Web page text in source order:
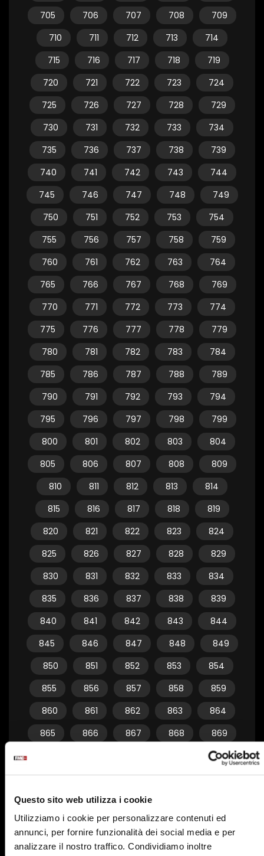
Questo sito web utilizza i cookie
Utilizziamo i cookie per personalizzare contenuti ed
annunci, per fornire funzionalità dei social media e per
analizzare il nostro traffico. Condividiamo inoltre
705
706 707 708
709
710
711 712 713
714
715
716 717 718
719
720
721 722 723
724
725
726 727 728
729
730
731 732 733
734
735
736 737 738
739
740
741 742 743
744
745
746 747 748
749
750
751 752 753
754
755
756 757 758
759
760
761 762 763
764
765
766 767 768
769
770
771 772 773
774
775
776 777 778
779
780
781 782 783
784
785
786 787 788
789
790
791 792 793
794
795
796 797 798
799
800
801 802 803
804
805
806 807 808
809
810
811 812 813
814
815
816 817 818
819
820
821 822 823
824
825
826 827 828
829
830
831 832 833
834
835
836 837 838
839
840
841 842 843
844
845
846 847 848
849
850
851 852 853
854
855
856 857 858
859
860
861 862 863
864
865
866 867 868
869
874
875
876 877 878
879
880
881 882
885
886 887 888
889
890
891 892 893 894